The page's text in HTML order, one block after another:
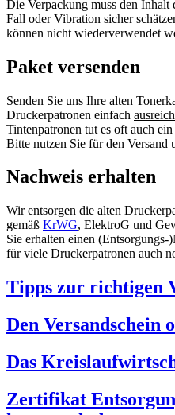
Die Verpackung muss den Inhalt
Fall oder Vibration sicher
können nicht wiederverwendet
Paket versenden
Senden Sie uns Ihre alten
Druckerpatronen einfach
Tintenpatronen tut es oft auch
Bitte nutzen Sie für den Versand
Nachweis erhalten
Wir entsorgen die alten
gemäß KrWG, ElektroG und
Sie erhalten einen
für viele Druckerpatronen auch
Tipps zur richtigen
Den Versandschein
Das
Zertifikat